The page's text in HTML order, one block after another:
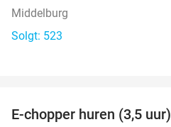
Middelburg
Solgt: 523
E-chopper huren (3,5 uur)